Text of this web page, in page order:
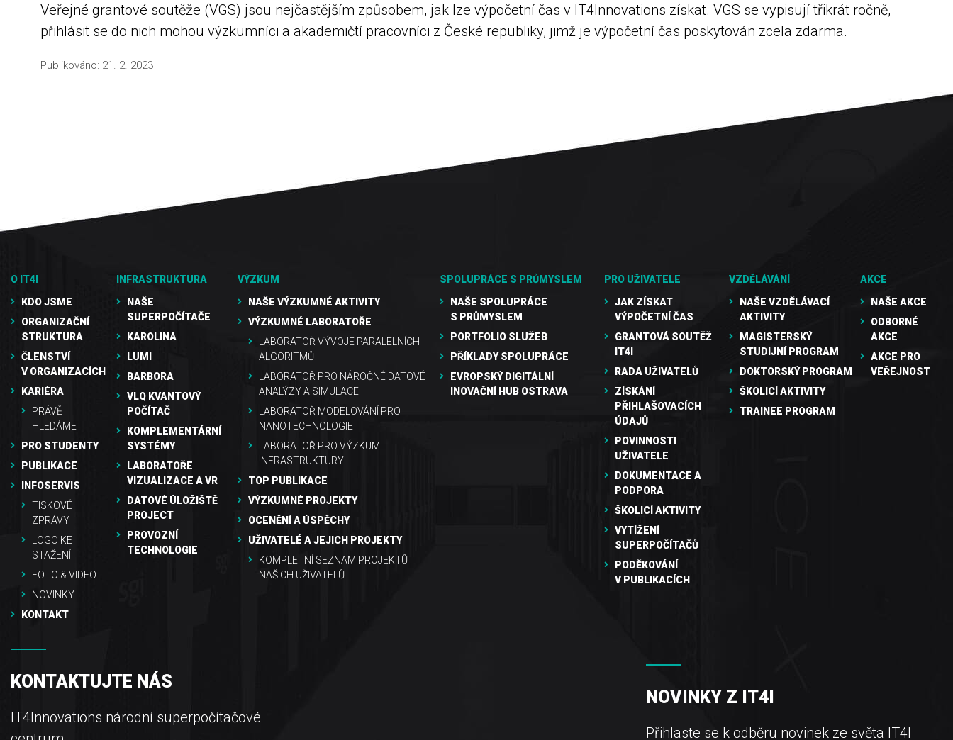
Veřejné grantové soutěže (VGS) jsou nejčastějším způsobem, jak lze výpočetní čas v IT4Innovations získat. VGS se vypisují třikrát ročně,
přihlásit se do nich mohou výzkumníci a akademičtí pracovníci z České republiky, jimž je výpočetní čas poskytován zcela zdarma.
Publikováno: 21. 2. 2023
O IT4I
KDO JSME
ORGANIZAČNÍ
STRUKTURA
ČLENSTVÍ
V ORGANIZACÍCH
KARIÉRA
PRÁVĚ
HLEDÁME
PRO STUDENTY
PUBLIKACE
INFOSERVIS
TISKOVÉ
ZPRÁVY
LOGO KE
STAŽENÍ
FOTO & VIDEO
NOVINKY
KONTAKT
INFRASTRUKTURA
NAŠE
SUPERPOČÍTAČE
KAROLINA
LUMI
BARBORA
VLQ KVANTOVÝ
POČÍTAČ
KOMPLEMENTÁRNÍ
SYSTÉMY
LABORATOŘE
VIZUALIZACE A VR
DATOVÉ ÚLOŽIŠTĚ
PROJECT
PROVOZNÍ
TECHNOLOGIE
VÝZKUM
NAŠE VÝZKUMNÉ AKTIVITY
VÝZKUMNÉ LABORATOŘE
LABORATOŘ VÝVOJE PARALELNÍCH
ALGORITMŮ
LABORATOŘ PRO NÁROČNÉ DATOVÉ
ANALÝZY A SIMULACE
LABORATOŘ MODELOVÁNÍ PRO
NANOTECHNOLOGIE
LABORATOŘ PRO VÝZKUM
INFRASTRUKTURY
TOP PUBLIKACE
VÝZKUMNÉ PROJEKTY
OCENĚNÍ A ÚSPĚCHY
UŽIVATELÉ A JEJICH PROJEKTY
KOMPLETNÍ SEZNAM PROJEKTŮ
NAŠICH UŽIVATELŮ
SPOLUPRÁCE S PRŮMYSLEM
NAŠE SPOLUPRÁCE
S PRŮMYSLEM
PORTFOLIO SLUŽEB
PŘÍKLADY SPOLUPRÁCE
EVROPSKÝ DIGITÁLNÍ
INOVAČNÍ HUB OSTRAVA
PRO UŽIVATELE
JAK ZÍSKAT
VÝPOČETNÍ ČAS
GRANTOVÁ SOUTĚŽ
IT4I
RADA UŽIVATELŮ
ZÍSKÁNÍ
PŘIHLAŠOVACÍCH
ÚDAJŮ
POVINNOSTI
UŽIVATELE
DOKUMENTACE A
PODPORA
ŠKOLICÍ AKTIVITY
VYTÍŽENÍ
SUPERPOČÍTAČŮ
PODĚKOVÁNÍ
V PUBLIKACÍCH
VZDĚLÁVÁNÍ
NAŠE VZDĚLÁVACÍ
AKTIVITY
MAGISTERSKÝ
STUDIJNÍ PROGRAM
DOKTORSKÝ PROGRAM
ŠKOLICÍ AKTIVITY
TRAINEE PROGRAM
AKCE
NAŠE AKCE
ODBORNÉ
AKCE
AKCE PRO
VEŘEJNOST
KONTAKTUJTE NÁS
IT4Innovations národní superpočítačové
NOVINKY Z IT4I
Přihlaste se k odběru novinek ze světa IT4I